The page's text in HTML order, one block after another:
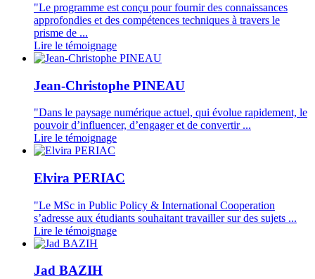
"Le programme est conçu pour fournir des connaissances
approfondies et des compétences techniques à travers le
prisme de ...
Lire le témoignage
Jean-Christophe PINEAU
"Dans le paysage numérique actuel, qui évolue rapidement, le
pouvoir d’influencer, d’engager et de convertir ...
Lire le témoignage
Elvira PERIAC
"Le MSc in Public Policy & International Cooperation
s’adresse aux étudiants souhaitant travailler sur des sujets ...
Lire le témoignage
Jad BAZIH